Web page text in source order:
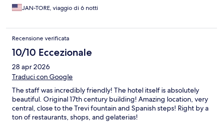
JAN-TORE, viaggio di 6 notti
Recensione verificata
10/10 Eccezionale
28 apr 2026
Traduci con Google
The staff was incredibly friendly! The hotel itself is absolutely
beautiful. Original 17th century building! Amazing location, very
central, close to the Trevi fountain and Spanish steps! Right by a
ton of restaurants, shops, and gelaterias!